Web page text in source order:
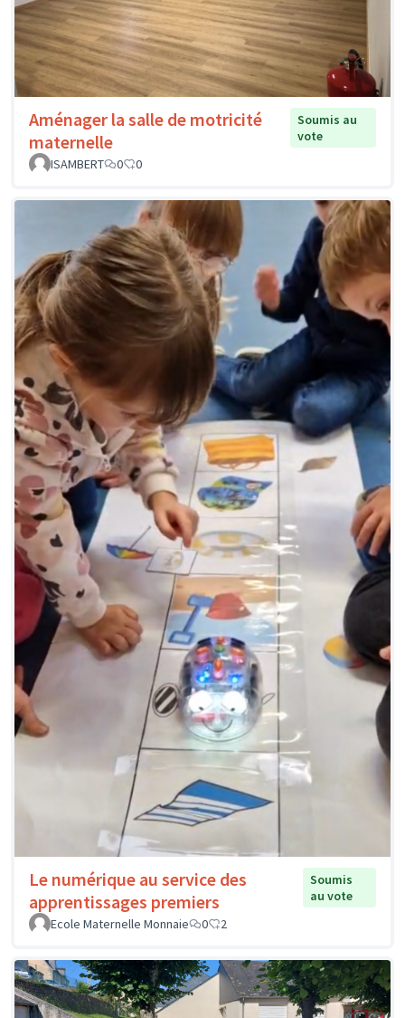
Aménager la salle de motricité
maternelle
Soumis au
vote
ISAMBERT
0 0
Le numérique au service des
apprentissages premiers
Soumis
au vote
Ecole Maternelle Monnaie
0 2